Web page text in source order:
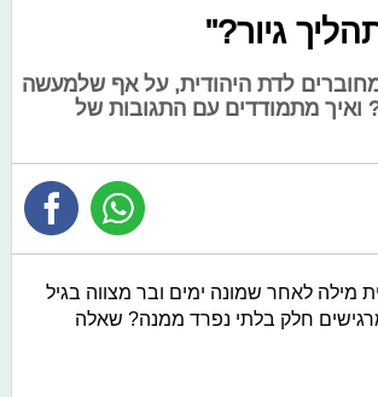
גיור?"
לדת היהודית, על אף שלמעשה
ואיך מתמודדים עם התגובות של
מילה לאחר שמונה ימים ובר מצווה בגיל
חלק בלתי נפרד ממנה? שאלה